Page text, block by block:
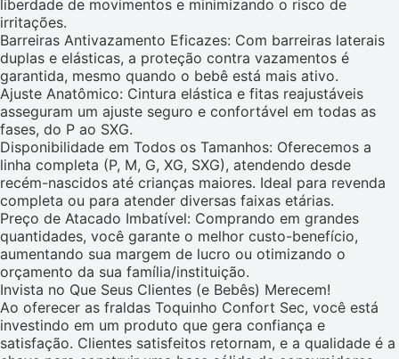
liberdade de movimentos e minimizando o risco de
irritações.
Barreiras Antivazamento Eficazes: Com barreiras laterais
duplas e elásticas, a proteção contra vazamentos é
garantida, mesmo quando o bebê está mais ativo.
Ajuste Anatômico: Cintura elástica e fitas reajustáveis
asseguram um ajuste seguro e confortável em todas as
fases, do P ao SXG.
Disponibilidade em Todos os Tamanhos: Oferecemos a
linha completa (P, M, G, XG, SXG), atendendo desde
recém-nascidos até crianças maiores. Ideal para revenda
completa ou para atender diversas faixas etárias.
Preço de Atacado Imbatível: Comprando em grandes
quantidades, você garante o melhor custo-benefício,
aumentando sua margem de lucro ou otimizando o
orçamento da sua família/instituição.
Invista no Que Seus Clientes (e Bebês) Merecem!
Ao oferecer as fraldas Toquinho Confort Sec, você está
investindo em um produto que gera confiança e
satisfação. Clientes satisfeitos retornam, e a qualidade é a